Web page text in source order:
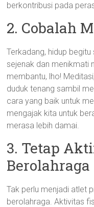
berkontribusi pada
2. Cobalah
Terkadang, hidup
sejenak dan menikmati
membantu, lho!
duduk tenang sambil
cara yang baik untuk
mengajak kita untuk
merasa lebih damai.
3. Tetap
Berolahraga
Tak perlu menjadi atlet
berolahraga. Aktivitas